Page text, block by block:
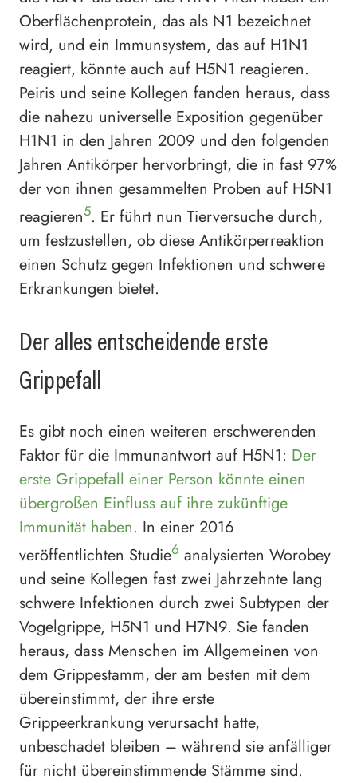
Oberflächenprotein, das als N1 bezeichnet
wird, und ein Immunsystem, das auf H1N1
reagiert, könnte auch auf H5N1 reagieren.
Peiris und seine Kollegen fanden heraus, dass
die nahezu universelle Exposition gegenüber
H1N1 in den Jahren 2009 und den folgenden
Jahren Antikörper hervorbringt, die in fast 97%
der von ihnen gesammelten Proben auf H5N1
reagieren5. Er führt nun Tierversuche durch,
um festzustellen, ob diese Antikörperreaktion
einen Schutz gegen Infektionen und schwere
Erkrankungen bietet.
Der alles entscheidende erste
Grippefall
Es gibt noch einen weiteren erschwerenden
Faktor für die Immunantwort auf H5N1: Der
erste Grippefall einer Person könnte einen
übergroßen Einfluss auf ihre zukünftige
Immunität haben. In einer 2016
veröffentlichten Studie6 analysierten Worobey
und seine Kollegen fast zwei Jahrzehnte lang
schwere Infektionen durch zwei Subtypen der
Vogelgrippe, H5N1 und H7N9. Sie fanden
heraus, dass Menschen im Allgemeinen von
dem Grippestamm, der am besten mit dem
übereinstimmt, der ihre erste
Grippeerkrankung verursacht hatte,
unbeschadet bleiben – während sie anfälliger
für nicht übereinstimmende Stämme sind.